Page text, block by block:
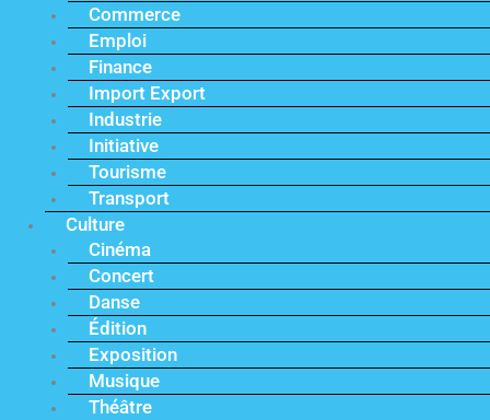
Commerce
Emploi
Finance
Import Export
Industrie
Initiative
Tourisme
Transport
Culture
Cinéma
Concert
Danse
Édition
Exposition
Musique
Théâtre